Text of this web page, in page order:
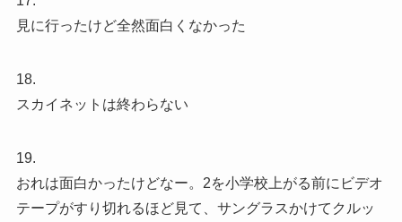
見に行ったけど全然面白くなかった
18.
スカイネットは終わらない
19.
おれは面白かったけどなー。2を小学校上がる前にビデオ
テープがすり切れるほど見て、サングラスかけてクルッ